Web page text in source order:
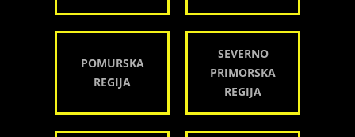
POMURSKA
REGIJA
SEVERNO
PRIMORSKA
REGIJA